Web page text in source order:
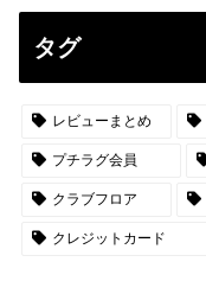
タグ
レビューまとめ
プチラグ会員
クラブフロア
クレジットカード